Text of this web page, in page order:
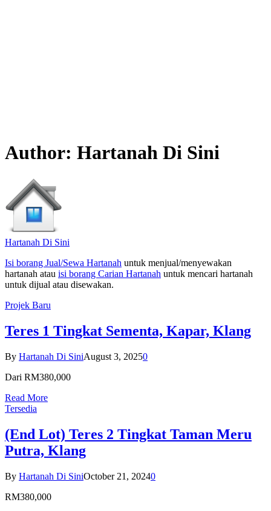
Author: Hartanah Di Sini
Hartanah Di Sini
Isi borang Jual/Sewa Hartanah untuk menjual/menyewakan
hartanah atau isi borang Carian Hartanah untuk mencari hartanah
untuk dijual atau disewakan.
Projek Baru
Teres 1 Tingkat Sementa, Kapar, Klang
By Hartanah Di SiniAugust 3, 20250
Dari RM380,000
Read More
Tersedia
(End Lot) Teres 2 Tingkat Taman Meru
Putra, Klang
By Hartanah Di SiniOctober 21, 20240
RM380,000